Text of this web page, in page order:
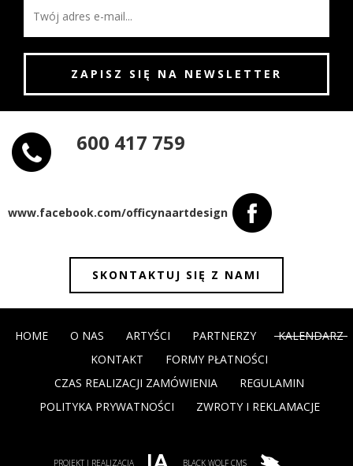
600 417 759
www.facebook.com/officynaartdesign
SKONTAKTUJ SIĘ Z NAMI
HOME O NAS ARTYŚCI PARTNERZY
KALENDARZ
KONTAKT
FORMY PŁATNOŚCI
CZAS REALIZACJI ZAMÓWIENIA
REGULAMIN
POLITYKA PRYWATNOŚCI
ZWROTY I REKLAMACJE
PROJEKT I REALIZACJA BLACK WOLF CMS